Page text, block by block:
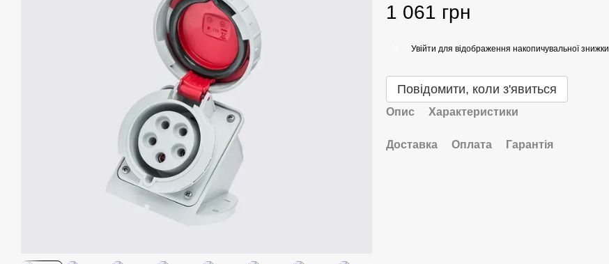
1 061 грн
Увійти для відображення накопичувальної знижки
Повідомити, коли з'явиться
Опис Характеристики
Доставка Оплата Гарантія